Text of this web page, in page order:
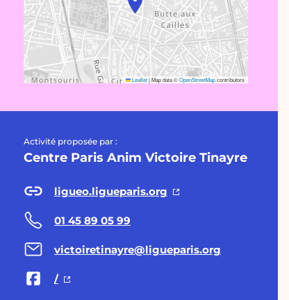
Leaflet|Map data ©OpenStreetMapcontributors
Activité proposée par :
Centre Paris Anim Victoire Tinayre
ligueo.ligueparis.org
01 45 89 05 99
victoiretinayre@ligueparis.org
/